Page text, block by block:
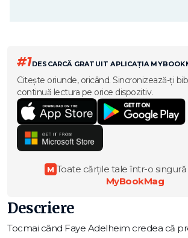
#1DESCARCĂ GRATUIT APLICAȚIA
Citește oriunde, oricând. Sincronizează-ți
continuă lectura pe orice dispozitiv.
M Toate cărțile tale într-o singură
MyBookMag
Descriere
Tocmai când Faye Adelheim credea că